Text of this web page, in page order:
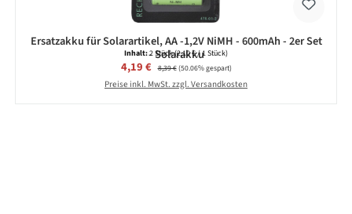
Ersatzakku für Solarartikel, AA -1,2V NiMH - 600mAh - 2er Set
- Solarakku
Inhalt:2 Stück(2,10 € / 1 Stück)
Verkaufspreis:
4,19 € Regulärer Preis:
8,39 €(50.06% gespart)
Preise inkl. MwSt. zzgl. Versandkosten